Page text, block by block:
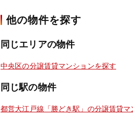
他の物件を探す
同じエリアの物件
中央区の分譲賃貸マンションを探す
同じ駅の物件
都営大江戸線「勝どき駅」の分譲賃貸マ